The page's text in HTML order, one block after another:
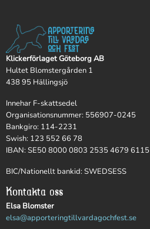
Klickerförlaget Göteborg AB
Hultet Blomstergården 1
438 95 Hällingsjö
Innehar F-skattsedel
Organisationsnummer: 556907-0245
Bankgiro: 114-2231
Swish: 123 552 66 78
IBAN: SE50 8000 0803 2535 4679 6115
BIC/Nationellt bankid: SWEDSESS
Kontakta oss
Elsa Blomster
elsa@apporteringtillvardagochfest.se